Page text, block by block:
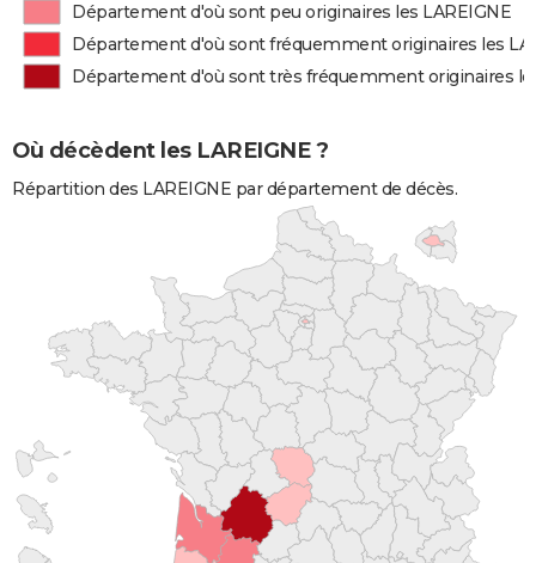
Département d'où sont peu originaires les LAREIGNE
Département d'où sont fréquemment originaires les
Département d'où sont très fréquemment originaires
Où décèdent les LAREIGNE ?
Répartition des LAREIGNE par département de décès.